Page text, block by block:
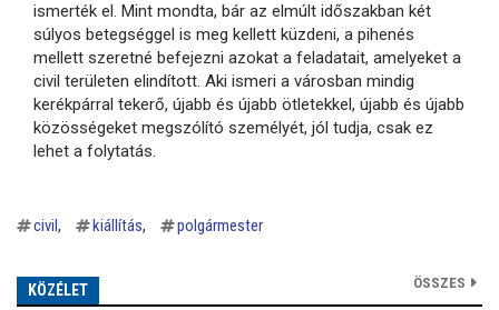
ismerték el. Mint mondta, bár az elmúlt időszakban két
súlyos betegséggel is meg kellett küzdeni, a pihenés
mellett szeretné befejezni azokat a feladatait, amelyeket a
civil területen elindított. Aki ismeri a városban mindig
kerékpárral tekerő, újabb és újabb ötletekkel, újabb és újabb
közösségeket megszólító személyét, jól tudja, csak ez
lehet a folytatás.
civil kiállítás polgármester
KÖZÉLET ÖSSZES